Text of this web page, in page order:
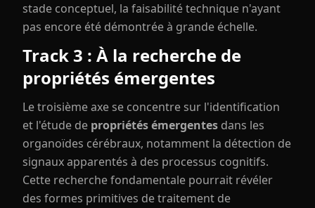
stade conceptuel, la faisabilité technique n'ayant
pas encore été démontrée à grande échelle.
Track 3 : À la recherche de
propriétés émergentes
Le troisième axe se concentre sur l'identification
et l'étude de propriétés émergentes dans les
organoïdes cérébraux, notamment la détection de
signaux apparentés à des processus cognitifs.
Cette recherche fondamentale pourrait révéler
des formes primitives de traitement de